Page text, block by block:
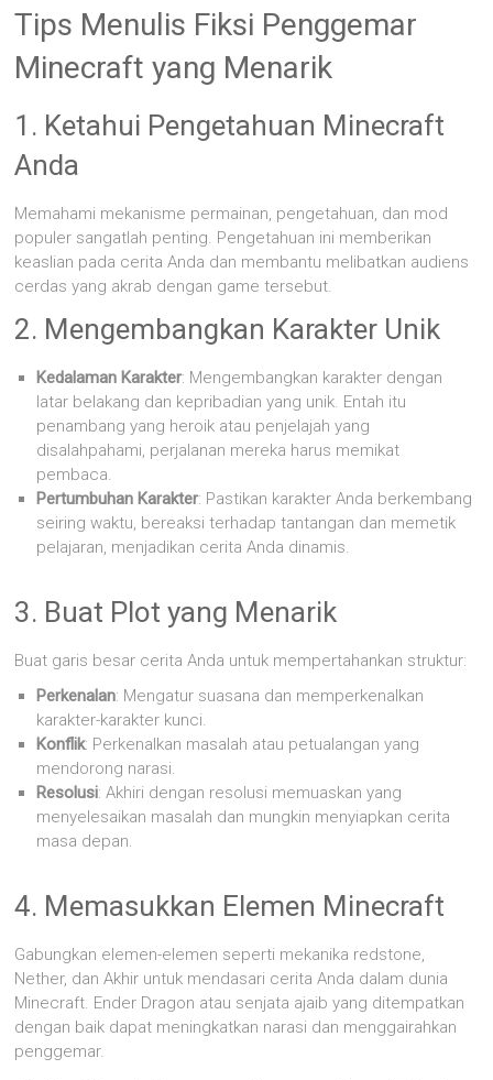
Tips Menulis Fiksi Penggemar
Minecraft yang Menarik
1. Ketahui Pengetahuan Minecraft
Anda
Memahami mekanisme permainan, pengetahuan, dan mod
populer sangatlah penting. Pengetahuan ini memberikan
keaslian pada cerita Anda dan membantu melibatkan audiens
cerdas yang akrab dengan game tersebut.
2. Mengembangkan Karakter Unik
Kedalaman Karakter: Mengembangkan karakter dengan
latar belakang dan kepribadian yang unik. Entah itu
penambang yang heroik atau penjelajah yang
disalahpahami, perjalanan mereka harus memikat
pembaca.
Pertumbuhan Karakter: Pastikan karakter Anda berkembang
seiring waktu, bereaksi terhadap tantangan dan memetik
pelajaran, menjadikan cerita Anda dinamis.
3. Buat Plot yang Menarik
Buat garis besar cerita Anda untuk mempertahankan struktur:
Perkenalan: Mengatur suasana dan memperkenalkan
karakter-karakter kunci.
Konflik: Perkenalkan masalah atau petualangan yang
mendorong narasi.
Resolusi: Akhiri dengan resolusi memuaskan yang
menyelesaikan masalah dan mungkin menyiapkan cerita
masa depan.
4. Memasukkan Elemen Minecraft
Gabungkan elemen-elemen seperti mekanika redstone,
Nether, dan Akhir untuk mendasari cerita Anda dalam dunia
Minecraft. Ender Dragon atau senjata ajaib yang ditempatkan
dengan baik dapat meningkatkan narasi dan menggairahkan
penggemar.